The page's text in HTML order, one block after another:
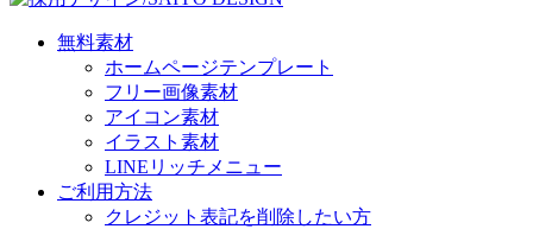
無料素材
ホームページテンプレート
フリー画像素材
アイコン素材
イラスト素材
LINEリッチメニュー
ご利用方法
クレジット表記を削除したい方